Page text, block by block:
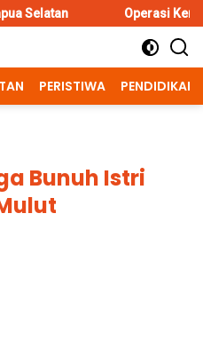
Kemanusiaan Polres
PERISTIWA PENDIDIKAN
Bunuh Istri